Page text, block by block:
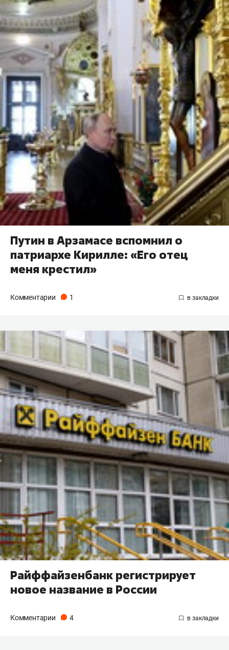
Путин в Арзамасе вспомнил о
патриархе Кирилле: «Его отец
меня крестил»
Комментарии 1
Райффайзенбанк регистрирует
новое название в России
Комментарии 4